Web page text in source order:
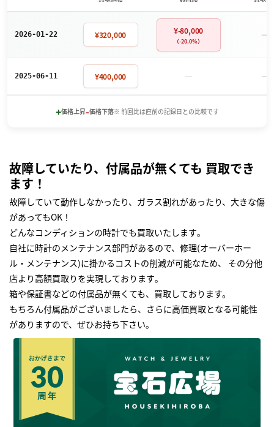
2026-01-22 ¥320,000 ¥-80,000
（-20.0%） －
2025-06-11 ¥400,000 － －
+価格上昇-価格下落※ 前回比は直前の記録日との比較です
故障していたり、付属品が無くても 買取でき
ます！
故障していて動作しなかったり、ガラス割れがあったり、大きな傷
があってもOK！
どんなコンディションの時計でも買取いたします｡
自社に時計のメンテナンス部門があるので、修理(オーバーホー
ル・メンテナンス)に掛かるコストの削減が可能なため、 その分他
店より高額買取りを実現しております｡
箱や保証書などの付属品が無くても、買取しております。
もちろん付属品がございましたら、さらに高価買取となる可能性
がありますので、ぜひお持ち下さい｡